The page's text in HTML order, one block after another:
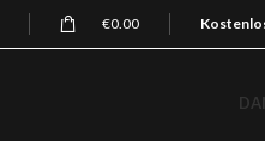
€0.00